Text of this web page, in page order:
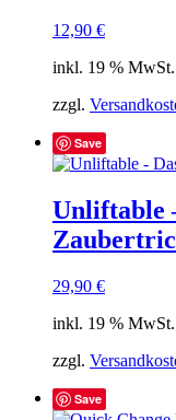
12,90 €
inkl. 19 % MwSt.
zzgl.
Save
Unliftable
29,90 €
inkl. 19 % MwSt.
zzgl.
Save